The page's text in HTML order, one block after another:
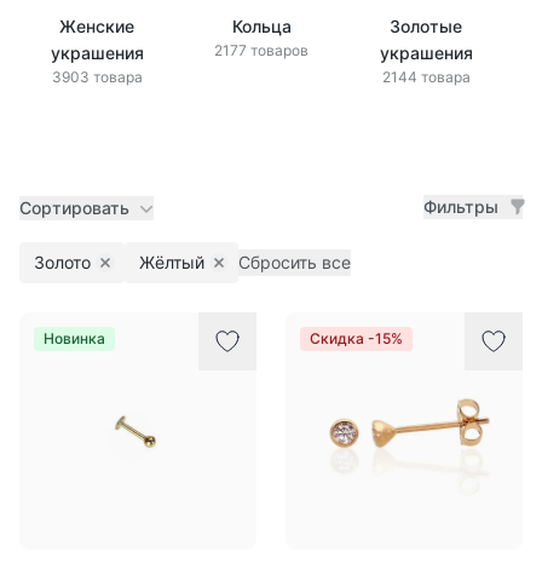
Женские
украшения
3903 товара
Кольца
2177 товаров
Золотые
украшения
2144 товара
Сортировать Фильтры
Золото Remove filter
Жёлтый Remove filter
Сбросить все
Товары
Новинка Скидка -15%